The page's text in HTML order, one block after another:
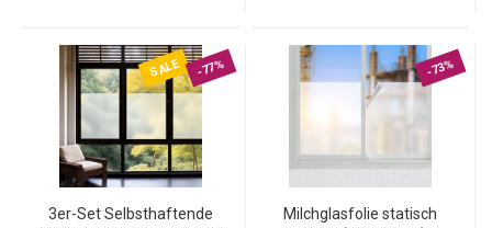
SALE -77%
3er-Set Selbsthaftende
-73%
Milchglasfolie statisch